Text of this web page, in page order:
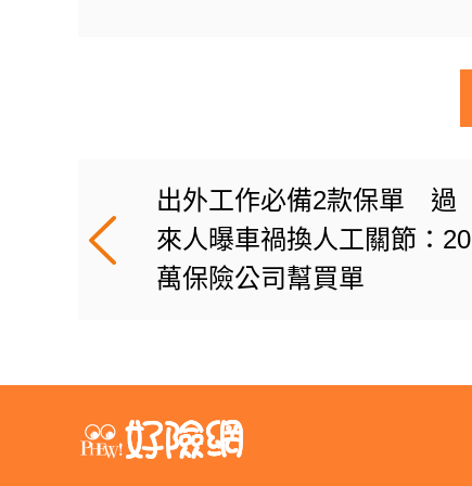
出外工作必備2款保單 過
來人曝車禍換人工關節：20
萬保險公司幫買單